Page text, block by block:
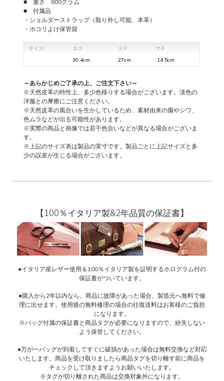
■ 重さ 800グラム
■ 付属品
・ショルダーストラップ（取り外し可能、本革）
・ホコリよけ保管袋
サイズ: ヨコ タテ
マチ
30.4cm
27cm 14.5cm
～あらかじめご了承の上、ご注文下さい～
※天然皮革の特性上、多少色移りする場合がございます。淡色の
洋服との摩擦にご注意ください。
※天然皮革の風合いを生かしているため、素材由来の傷やシワ、
色ムラなどが出る可能性があります。
※実際の商品と画像では若干色合いなどが異なる場合がございま
す。
※上記のサイズ表は製品の実寸です。製品ごとに上記サイズと多
少の誤差が生じる場合がございます。
【100％イタリア製&2年品質の保証書】
●イタリア産レザー使用＆100％イタリア製を証明するホログラム付の
保証書がついています。
●購入から2年以内なら、商品に故障があった場合、製造元へ無料で修
理に出せます。使用後の無料修理の場合の往復送料はお客様のご負担
になります。
※バッグ付属の保証書と商品タグが必要になりますので、紛失しない
よう保管してください。
●万が一バッグが到着してすぐに破損があった場合は無料交換など対応
いたします。商品を受け取りましたら商品タグを切り離す前に商品を
チェックして頂きますようお願いいたします。
※タグが切り離された商品は交換対象外になります。